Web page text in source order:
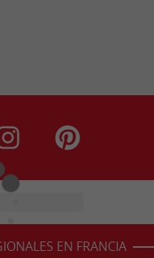
EN FRANCIA